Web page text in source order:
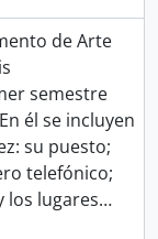
de Arte
semestre
él se incluyen
su puesto;
telefónico;
los lugares…